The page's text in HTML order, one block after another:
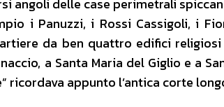
angoli delle case perimetrali
i Panuzzi, i Rossi Cassigoli, i
da ben quattro edifici
a Santa Maria del Giglio e a
ricordava appunto l’antica corte